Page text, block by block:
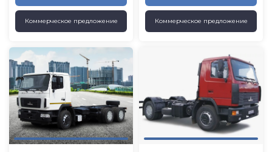
Коммерческое предложение Коммерческое предложение